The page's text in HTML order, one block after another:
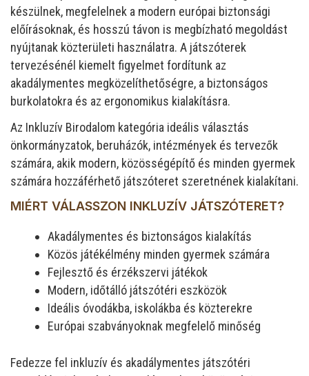
készülnek, megfelelnek a modern európai biztonsági
előírásoknak, és hosszú távon is megbízható megoldást
nyújtanak közterületi használatra. A játszóterek
tervezésénél kiemelt figyelmet fordítunk az
akadálymentes megközelíthetőségre, a biztonságos
burkolatokra és az ergonomikus kialakításra.
Az Inkluzív Birodalom kategória ideális választás
önkormányzatok, beruházók, intézmények és tervezők
számára, akik modern, közösségépítő és minden gyermek
számára hozzáférhető játszóteret szeretnének kialakítani.
MIÉRT VÁLASSZON INKLUZÍV JÁTSZÓTERET?
Akadálymentes és biztonságos kialakítás
Közös játékélmény minden gyermek számára
Fejlesztő és érzékszervi játékok
Modern, időtálló játszótéri eszközök
Ideális óvodákba, iskolákba és közterekre
Európai szabványoknak megfelelő minőség
Fedezze fel inkluzív és akadálymentes játszótéri